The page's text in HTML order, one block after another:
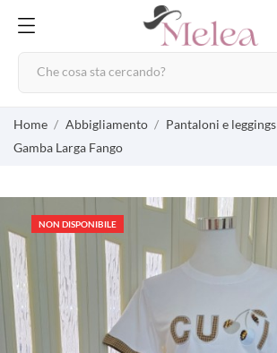
Home Abbigliamento Pantaloni e leggings
Gamba Larga Fango
NON DISPONIBILE